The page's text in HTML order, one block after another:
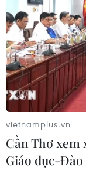
vietnamplus.vn
Cần Thơ xem
Giáo dục-Đào